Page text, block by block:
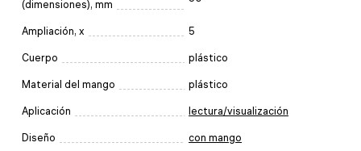
(dimensiones), mm
Ampliación, x 5
Cuerpo plástico
Material del mango plástico
Aplicación lectura/visualización
Diseño con mango